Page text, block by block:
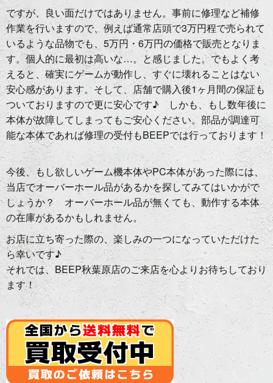
ですが、良い面だけではありません。事前に修理など補修
作業を行いますので、例えば通常店頭で3万円程で売られて
いるような品物でも、5万円・6万円の価格で販売となりま
す。個人的に最初は高いな…。と感じました。でもよく考
えると、確実にゲームが動作し、すぐに壊れることはない
安心感があります。そして、店舗で購入後1ヶ月間の保証も
ついておりますので更に安心です♪ しかも、もし数年後に
本体が故障してしまってもご安心ください。部品が調達可
能な本体であれば修理の受付もBEEPでは行っております！
今後、もし欲しいゲーム機本体やPC本体があった際には、
当店でオーバーホール品があるかを探してみてはいかがで
しょうか？ オーバーホール品が無くても、動作する本体
の在庫があるかもしれません。
お店に立ち寄った際の、楽しみの一つになっていただけた
ら幸いです♪
それでは、BEEP秋葉原店のご来店を心よりお待ちしており
ます！